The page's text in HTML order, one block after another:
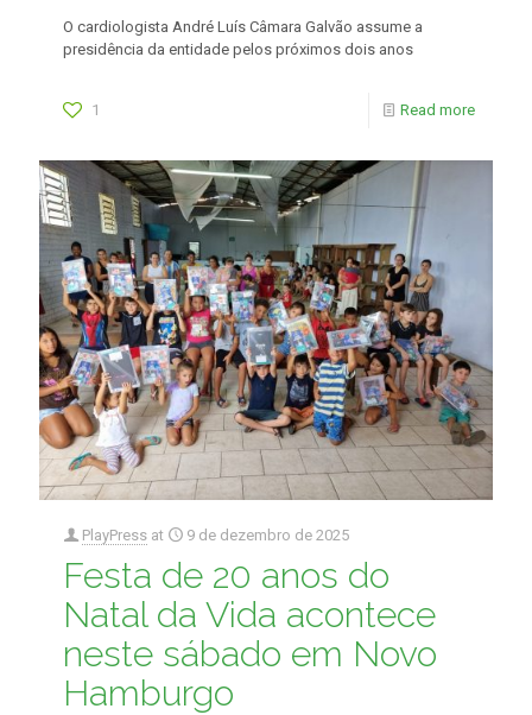
O cardiologista André Luís Câmara Galvão assume a
presidência da entidade pelos próximos dois anos
1 Read more
PlayPress at 9 de dezembro de 2025
Festa de 20 anos do
Natal da Vida acontece
neste sábado em Novo
Hamburgo